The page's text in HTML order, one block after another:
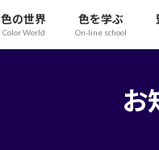
色の世界
Color World
色を学ぶ
On-line school
お